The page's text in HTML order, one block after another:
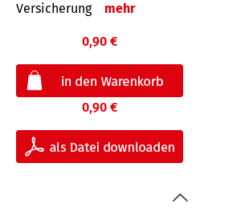
Versicherung
mehr
0,90 €
0,90 €